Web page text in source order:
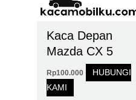
Kaca Depan
Mazda CX 5
Rp100.000
HUBUNGI
KAMI